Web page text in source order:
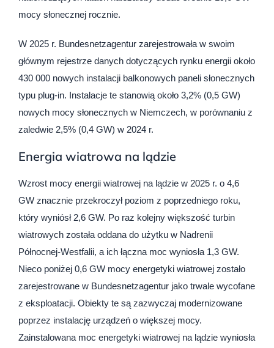
mocy słonecznej rocznie.
W 2025 r. Bundesnetzagentur zarejestrowała w swoim
głównym rejestrze danych dotyczących rynku energii około
430 000 nowych instalacji balkonowych paneli słonecznych
typu plug-in. Instalacje te stanowią około 3,2% (0,5 GW)
nowych mocy słonecznych w Niemczech, w porównaniu z
zaledwie 2,5% (0,4 GW) w 2024 r.
Energia wiatrowa na lądzie
Wzrost mocy energii wiatrowej na lądzie w 2025 r. o 4,6
GW znacznie przekroczył poziom z poprzedniego roku,
który wyniósł 2,6 GW. Po raz kolejny większość turbin
wiatrowych została oddana do użytku w Nadrenii
Północnej-Westfalii, a ich łączna moc wyniosła 1,3 GW.
Nieco poniżej 0,6 GW mocy energetyki wiatrowej zostało
zarejestrowane w Bundesnetzagentur jako trwale wycofane
z eksploatacji. Obiekty te są zazwyczaj modernizowane
poprzez instalację urządzeń o większej mocy.
Zainstalowana moc energetyki wiatrowej na lądzie wyniosła